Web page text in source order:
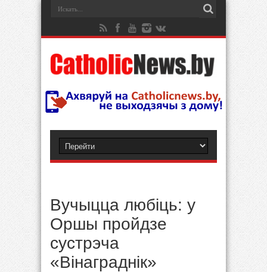
Вучыцца любіць: у
Оршы пройдзе
сустрэча
«Вінаграднік»